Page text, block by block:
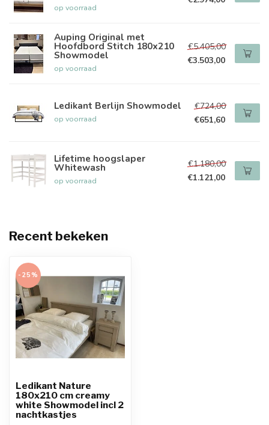
op voorraad
Auping Original met
Hoofdbord Stitch 180x210
Showmodel
op voorraad
€5.405,00
€3.503,00
Ledikant Berlijn Showmodel
op voorraad
€724,00
€651,60
Lifetime hoogslaper
Whitewash
op voorraad
€1.180,00
€1.121,00
Recent bekeken
-25%
Ledikant Nature
180x210 cm creamy
white Showmodel incl 2
nachtkastjes